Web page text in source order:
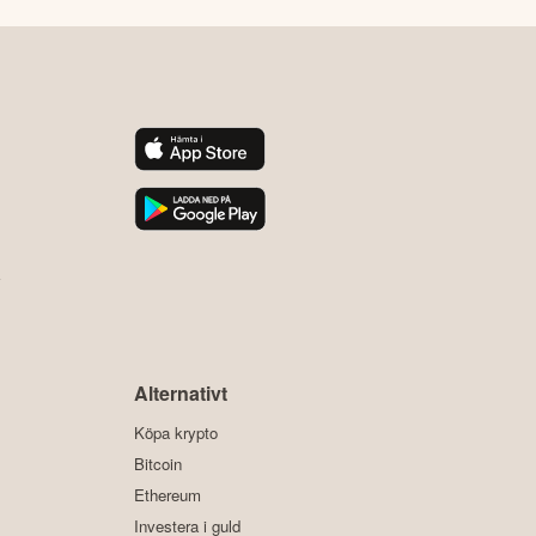
Alternativt
Köpa krypto
Bitcoin
Ethereum
Investera i guld